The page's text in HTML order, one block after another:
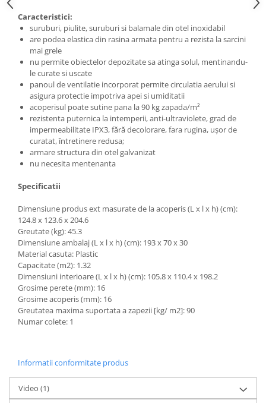
Ingrijire gazon
Motocoase
Motoferastraie
Suflante frunze
Atomizoare si pulverizatoare
Tocatoare resturi vegetale
Motoburghie
Maturi rotative
Solarii gradina
Cutii depozitare
Mobilier gradina
Set mobilier gradina
Canapele de gradina
Scaune gradina
Mese gradina
Mobilier
Sezlonguri
Masini de gaurit
Caracteristici:
suruburi, piulite, suruburi si balamale din otel inoxidabil
are podea elastica din rasina armata pentru a rezista la sarcini
mai grele
nu permite obiectelor depozitate sa atinga solul, mentinandu-
le curate si uscate
panoul de ventilatie incorporat permite circulatia aerului si
asigura protectie impotriva apei si umiditatii
acoperisul poate sutine pana la 90 kg zapada/m²
rezistenta puternica la intemperii, anti-ultraviolete, grad de
impermeabilitate IPX3, fără decolorare, fara rugina, ușor de
curatat, întretinere redusa;
armare structura din otel galvanizat
nu necesita mentenanta
Specificatii
Dimensiune produs ext masurate de la acoperis (L x l x h) (cm):
124.8 x 123.6 x 204.6
Greutate (kg): 45.3
Dimensiune ambalaj (L x l x h) (cm): 193 x 70 x 30
Material casuta: Plastic
Capacitate (m2): 1.32
Dimensiuni interioare (L x l x h) (cm): 105.8 x 110.4 x 198.2
Grosime perete (mm): 16
Grosime acoperis (mm): 16
Greutatea maxima suportata a zapezii [kg/ m2]: 90
Numar colete: 1
Informatii conformitate produs
Video (1)